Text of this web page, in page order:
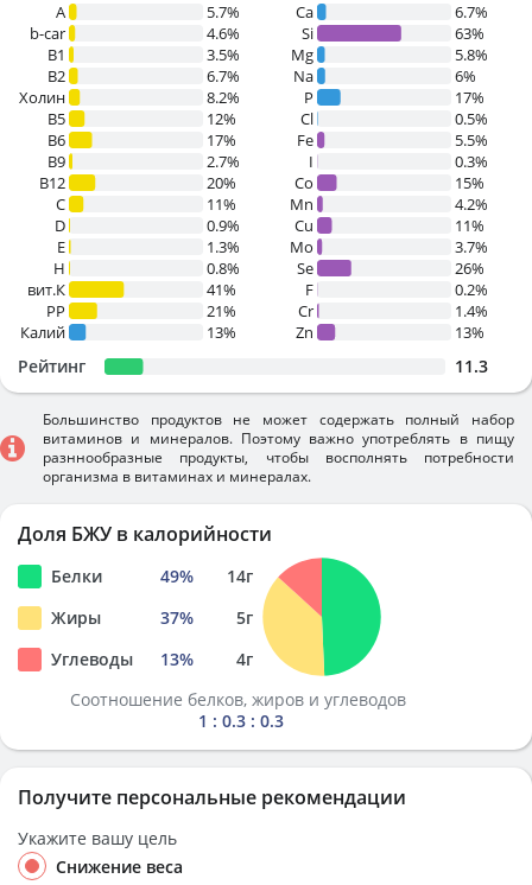
A
5.7%
b-car
4.6%
В1
3.5%
B2
6.7%
Холин
8.2%
B5
12%
B6
17%
B9
2.7%
B12
20%
C
11%
D
0.9%
E
1.3%
H
0.8%
вит.К
41%
PP
21%
Калий
13%
Ca
6.7%
Si
63%
Mg
5.8%
Na
6%
P
17%
Cl
0.5%
Fe
5.5%
I
0.3%
Co
15%
Mn
4.2%
Cu
11%
Mo
3.7%
Se
26%
F
0.2%
Cr
1.4%
Zn
13%
Рейтинг 11.3
Большинство продуктов не может содержать полный набор
витаминов и минералов. Поэтому важно употреблять в пищу
разннообразные продукты, чтобы восполнять потребности
организма в витаминах и минералах.
Доля БЖУ в калорийности
Белки 49% 14г
Жиры
37% 5г
Углеводы
13% 4г
Соотношение белков, жиров и углеводов
1 : 0.3 : 0.3
Получите персональные рекомендации
Укажите вашу цель
Снижение веса